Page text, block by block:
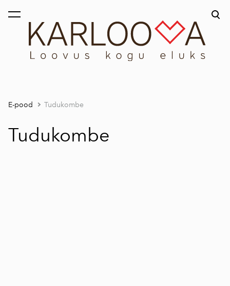
lisati ostukorvi.
E-pood Tudukombe
Tudukombe